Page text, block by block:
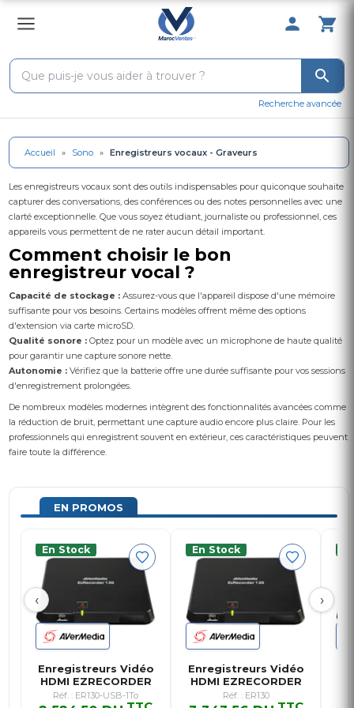
0 Produit
Recherche avancée
Accueil » Sono » Enregistreurs vocaux - Graveurs
Les enregistreurs vocaux sont des outils indispensables pour quiconque souhaite
capturer des conversations, des conférences ou des notes personnelles avec une
clarté exceptionnelle. Que vous soyez étudiant, journaliste ou professionnel, ces
appareils vous permettent de ne rater aucun détail important.
Comment choisir le bon
enregistreur vocal ?
Capacité de stockage : Assurez-vous que l'appareil dispose d'une mémoire
suffisante pour vos besoins. Certains modèles offrent même des options
d'extension via carte microSD.
Qualité sonore : Optez pour un modèle avec un microphone de haute qualité
pour garantir une capture sonore nette.
Autonomie : Vérifiez que la batterie offre une durée suffisante pour vos sessions
d'enregistrement prolongées.
De nombreux modèles modernes intègrent des fonctionnalités avancées comme
la réduction de bruit, permettant une capture audio encore plus claire. Pour les
professionnels qui enregistrent souvent en extérieur, ces caractéristiques peuvent
faire toute la différence.
EN PROMOS
‹ ›
En Stock
Enregistreurs Vidéo
HDMI EZRECORDER
130 + D…
Réf. : ER130-USB-1To
En Stock
Enregistreurs Vidéo
HDMI EZRECORDER
130 (*s…
Réf. : ER130